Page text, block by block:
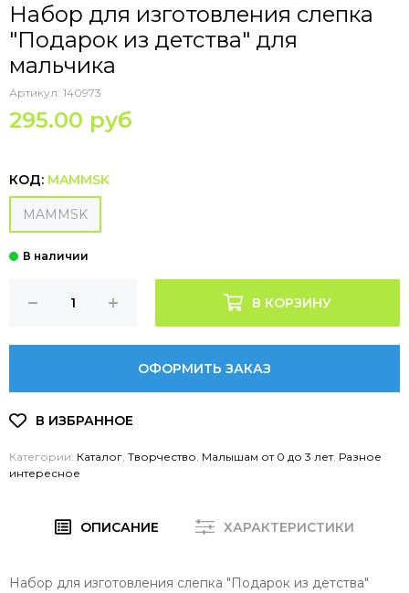
Набор для изготовления слепка
"Подарок из детства" для
мальчика
Артикул: 140973
295.00 руб
КОД: MAMMSK
MAMMSK
В КОРЗИНУ
ОФОРМИТЬ ЗАКАЗ
Категории: Каталог Творчество Малышам от 0 до 3 лет, Разное
интересное
ОПИСАНИЕ ХАРАКТЕРИСТИКИ
Набор для изготовления слепка "Подарок из детства"